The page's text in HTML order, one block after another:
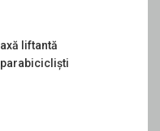
axă liftantă
parabicicliști